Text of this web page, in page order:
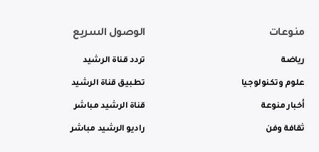
منوعات
رياضة
علوم وتكنولوجيا
أخبار منوعة
ثقافة وفن
الوصول السريع
تردد قناة الرشيد
تطبيق قناة الرشيد
قناة الرشيد مباشر
راديو الرشيد مباشر